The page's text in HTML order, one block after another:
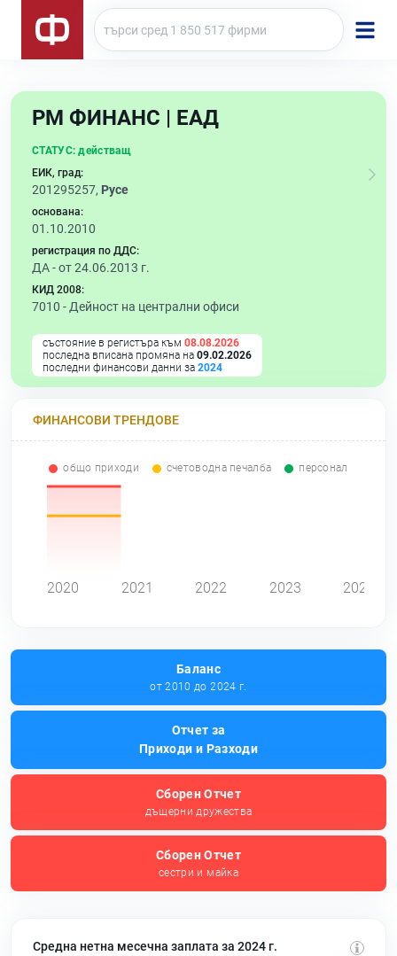
РМ ФИНАНС | ЕАД
СТАТУС: действащ
ЕИК, град:
201295257, Русе
основана:
01.10.2010
регистрация по ДДС:
ДА - от 24.06.2013 г.
КИД 2008:
7010 - Дейност на централни офиси
състояние в регистъра към 08.08.2026
последна вписана промяна на 09.02.2026
последни финансови данни за 2024
ФИНАНСОВИ ТРЕНДОВЕ
общо приходи счетоводна печалба персонал
2020 2021 2022 2023 2024
Баланс
от 2010 до 2024 г.
Отчет за
Приходи и Разходи
Сборен Отчет
дъщерни дружества
Сборен Отчет
сестри и майка
Средна нетна месечна заплата за 2024 г.